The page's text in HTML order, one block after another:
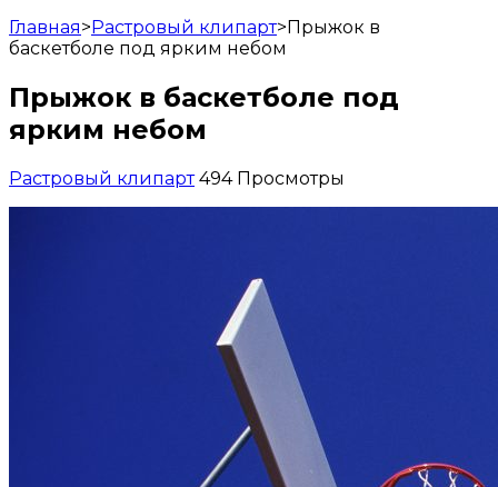
Главная>Растровый клипарт>Прыжок в
баскетболе под ярким небом
Прыжок в баскетболе под
ярким небом
Растровый клипарт 494 Просмотры